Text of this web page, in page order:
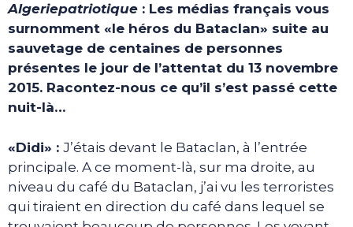
Algeriepatriotique : Les médias français vous
surnomment «le héros du Bataclan» suite au
sauvetage de centaines de personnes
présentes le jour de l’attentat du 13 novembre
2015. Racontez-nous ce qu’il s’est passé cette
nuit-là…
«Didi» : J’étais devant le Bataclan, à l’entrée
principale. A ce moment-là, sur ma droite, au
niveau du café du Bataclan, j’ai vu les terroristes
qui tiraient en direction du café dans lequel se